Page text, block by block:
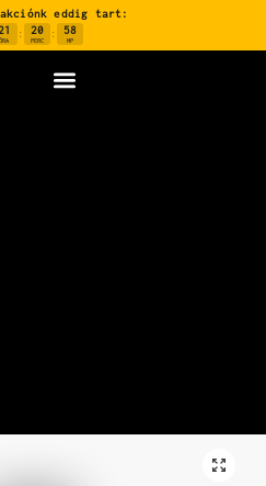
eddig tart:
ÓRA
: 20
PERC
: 57
MP